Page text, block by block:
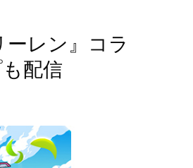
ーレン』コラ
配信